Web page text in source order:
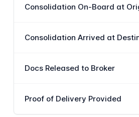
Consolidation On-Board at
Consolidation Arrived at
Docs Released to Broker
Proof of Delivery Provided